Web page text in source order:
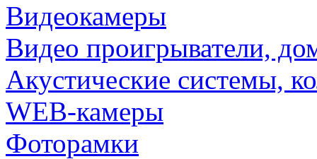
Видеокамеры
Видео проигрыватели,
Акустические системы,
WEB-камеры
Фоторамки